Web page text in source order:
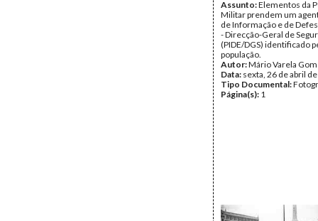
Assunto:Elementos da
Militar prendem um
de Informação e de
- Direcção-Geral de
(PIDE/DGS) identificado
população.
Autor:Mário Varela
Data: sexta, 26 de abril
Tipo Documental:
Página(s): 1